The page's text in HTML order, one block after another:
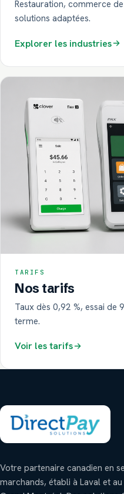
Restauration, commerce
solutions adaptées.
Explorer les industries
TARIFS
Nos tarifs
Taux dès 0,92 %, essai de
terme.
Voir les tarifs
Votre partenaire canadien en
marchands, établi à Laval et